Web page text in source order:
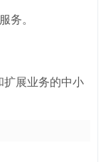
务。
扩展业务的中小